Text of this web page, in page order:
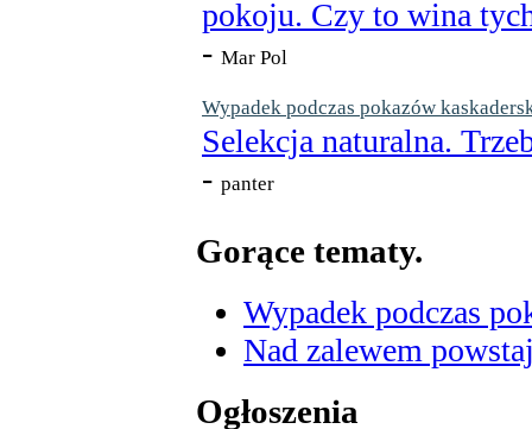
pokoju. Czy to wina
- Mar Pol
Wypadek podczas pokazów
Selekcja naturalna.
- panter
Gorące tematy.
Wypadek podczas
Nad zalewem
Ogłoszenia